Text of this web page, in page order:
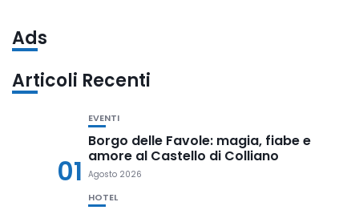
Ads
Articoli Recenti
01
EVENTI
Borgo delle Favole: magia, fiabe e
amore al Castello di Colliano
Agosto 2026
HOTEL